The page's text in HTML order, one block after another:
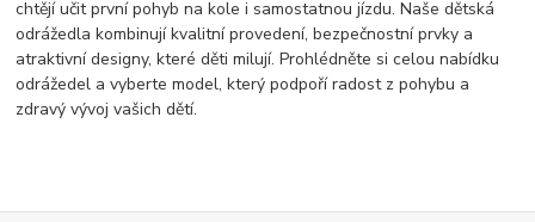
chtějí učit první pohyb na kole i samostatnou jízdu. Naše dětská
odrážedla kombinují kvalitní provedení, bezpečnostní prvky a
atraktivní designy, které děti milují. Prohlédněte si celou nabídku
odrážedel a vyberte model, který podpoří radost z pohybu a
zdravý vývoj vašich dětí.